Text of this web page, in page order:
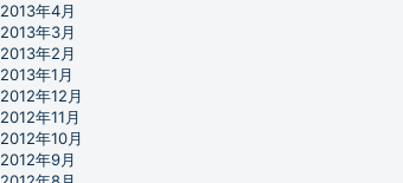
2013年4月
2013年3月
2013年2月
2013年1月
2012年12月
2012年11月
2012年10月
2012年9月